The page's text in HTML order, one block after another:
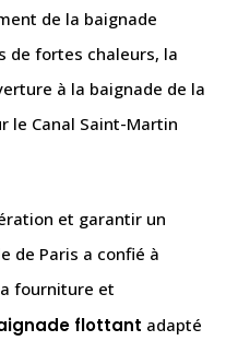
de la baignade
de fortes chaleurs, la
à la baignade de la
le Canal Saint-Martin
et garantir un
de Paris a confié à
fourniture et
flottant adapté